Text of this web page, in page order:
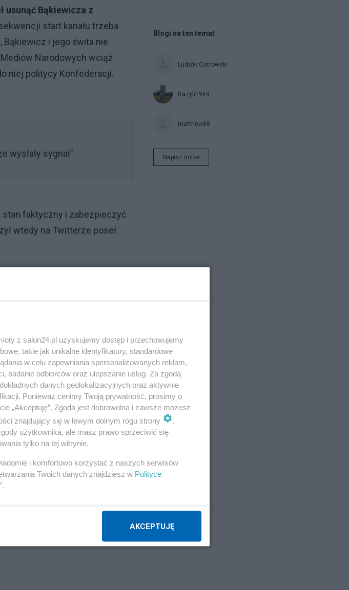
usunąć Bąkiewicza z
start kanału trzeba
Bąkiewicz i jego świta nie
Narodowych wciąż
niej politycy Konfederacji.
wysłały sygnał"
stan faktyczny i zabezpieczyć
wtedy na Twitterze poseł
popełnienia
siedziby mediów. To
wszystkim dla Bartosza
Robert Bąkiewicz,
stowarzyszenia.
Blogi na ten temat
Ludwik.Ostrowski
Bazyli1969
matthew88
Napisz notkę
z salon24.pl uzyskujemy dostęp i przechowujemy
takie jak unikalne identyfikatory, standardowe
w celu zapewniania spersonalizowanych reklam,
odbiorców oraz ulepszanie usług. Za zgodą
danych geolokalizacyjnych oraz aktywnie
Ponieważ cenimy Twoją prywatność, prosimy o
„Akceptuję”. Zgoda jest dobrowolna i zawsze możesz
znajdujący się w lewym dolnym rogu strony
.
użytkownika, ale masz prawo sprzeciwić się
tylko na tej witrynie.
i komfortowo korzystać z naszych serwisów
Twoich danych znajdziesz w Polityce
AKCEPTUJĘ